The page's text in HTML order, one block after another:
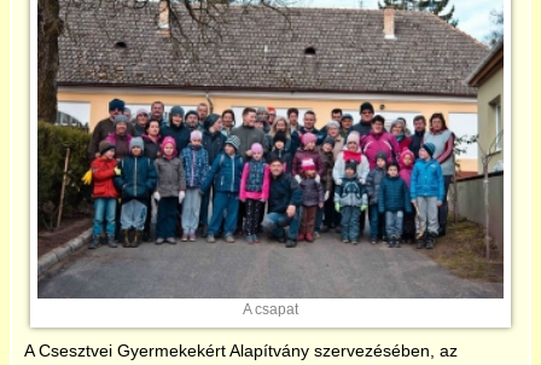
2015
2016
2017
2018
2019
Regisztráció
A csapat
A Csesztvei Gyermekekért Alapítvány szervezésében, az